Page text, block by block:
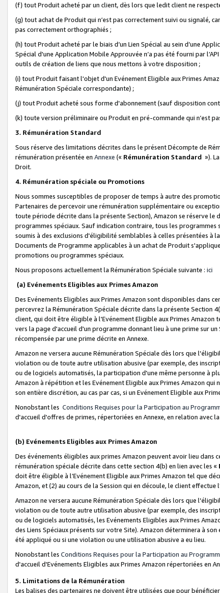
(f) tout Produit acheté par un client, dès lors que ledit client ne
(g) tout achat de Produit qui n’est pas correctement suivi ou signalé,
pas correctement orthographiés ;
(h) tout Produit acheté par le biais d’un Lien Spécial au sein d’une
Spécial d'une Application Mobile Approuvée n’a pas été fourni par
outils de création de liens que nous mettons à votre disposition ;
(i) tout Produit faisant l'objet d'un Evénement Eligible aux Primes
Rémunération Spéciale correspondante) ;
(j) tout Produit acheté sous forme d'abonnement (sauf disposition
(k) toute version préliminaire ou Produit en pré-commande qui n’est
3. Rémunération Standard
Sous réserve des limitations décrites dans le présent Décompte de
rémunération présentée en Annexe (« Rémunération Standard »).
Droit.
4. Rémunération spéciale ou Promotions
Nous sommes susceptibles de proposer de temps à autre des
Partenaires de percevoir une rémunération supplémentaire ou
toute période décrite dans la présente Section), Amazon se réserve
programmes spéciaux. Sauf indication contraire, tous les
soumis à des exclusions d'éligibilité semblables à celles présentées à
Documents de Programme applicables à un achat de Produit
promotions ou programmes spéciaux.
Nous proposons actuellement la Rémunération Spéciale suivante : ici
(a) Evénements Eligibles aux Primes Amazon
Des Evénements Eligibles aux Primes Amazon sont disponibles dans
percevrez la Rémunération Spéciale décrite dans la présente Section
client, qui doit être éligible à l'Evénement Eligible aux Primes Amazon
vers la page d'accueil d'un programme donnant lieu à une prime sur
récompensée par une prime décrite en Annexe.
Amazon ne versera aucune Rémunération Spéciale dès lors que
violation ou de toute autre utilisation abusive (par exemple, des
ou de logiciels automatisés, la participation d'une même personne à
Amazon à répétition et les Evénement Eligible aux Primes Amazon qui
son entière discrétion, au cas par cas, si un Evénement Eligible aux
Nonobstant les Conditions Requises pour la Participation au
d'accueil d'offres de primes, répertoriées en Annexe, en relation avec
(b) Evénements Eligibles aux Primes Amazon
Des événements éligibles aux primes Amazon peuvent avoir lieu dans
rémunération spéciale décrite dans cette section 4(b) en lien avec les «
doit être éligible à l’Evénement Eligible aux Primes Amazon tel que
Amazon, et (2) au cours de la Session qui en découle, le client
Amazon ne versera aucune Rémunération Spéciale dès lors que
violation ou de toute autre utilisation abusive (par exemple, des
ou de logiciels automatisés, les Evénements Eligibles aux Primes
des Liens Spéciaux présents sur votre Site). Amazon déterminera à
été appliqué ou si une violation ou une utilisation abusive a eu lieu.
Nonobstant les Conditions Requises pour la Participation au
d'accueil d'Evénements Eligibles aux Primes Amazon répertoriées en
5. Limitations de la Rémunération
Les balises des partenaires ne doivent être utilisées que pour